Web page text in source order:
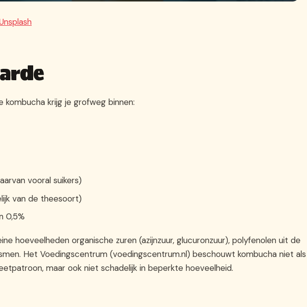
krijg je grofweg binnen:
vooral suikers)
van de theesoort)
0,5%
hoeveelheden organische zuren (azijnzuur, glucuronzuur), polyfenolen uit de
Het Voedingscentrum (voedingscentrum.nl) beschouwt kombucha niet als
maar ook niet schadelijk in beperkte hoeveelheid.